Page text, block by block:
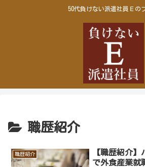
50代負けない派遣社員Ｅの
職歴紹介
職歴紹介
【職歴紹介
で外食産業